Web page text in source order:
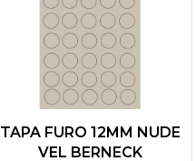
TAPA FURO 12MM NUDE
VEL BERNECK